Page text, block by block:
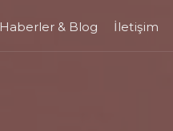
Haberler & Blog İletişim